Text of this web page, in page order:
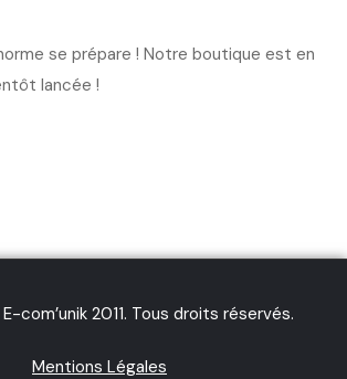
se prépare ! Notre boutique est en
lancée !
com’unik 2011. Tous droits réservés.
Mentions Légales